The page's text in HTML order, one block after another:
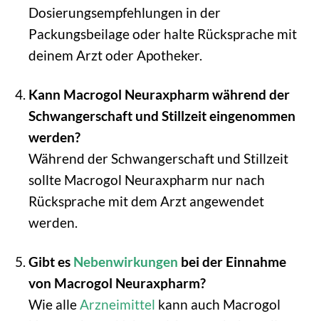
Dosierungsempfehlungen in der
Packungsbeilage oder halte Rücksprache mit
deinem Arzt oder Apotheker.
Kann Macrogol Neuraxpharm während der
Schwangerschaft und Stillzeit eingenommen
werden?
Während der Schwangerschaft und Stillzeit
sollte Macrogol Neuraxpharm nur nach
Rücksprache mit dem Arzt angewendet
werden.
Gibt es Nebenwirkungen bei der Einnahme
von Macrogol Neuraxpharm?
Wie alleArzneimittel kann auch Macrogol